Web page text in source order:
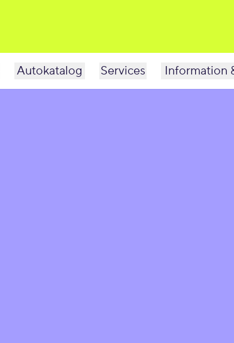
Autokatalog Services Information